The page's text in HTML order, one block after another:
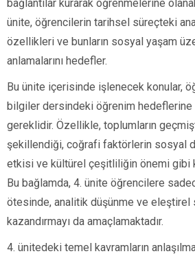
bağlantılar kurarak öğrenmelerine
ünite, öğrencilerin tarihsel süreçteki
özellikleri ve bunların sosyal yaşam
anlamalarını hedefler.
Bu ünite içerisinde işlenecek konular,
bilgiler dersindeki öğrenim
gereklidir. Özellikle, toplumların
şekillendiği, coğrafi faktörlerin sosyal
etkisi ve kültürel çeşitliliğin önemi gibi
Bu bağlamda, 4. ünite öğrencilere
ötesinde, analitik düşünme ve eleştirel
kazandırmayı da amaçlamaktadır.
4. ünitedeki temel kavramların